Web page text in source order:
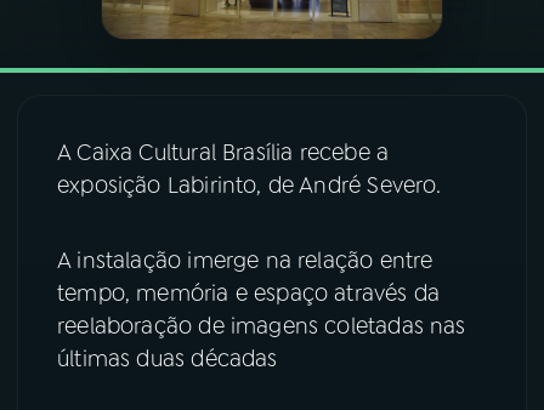
PROGRAMAS
06VIDEOCASTS
07ÚLTIMAS
FESTIVAL DE MÚSICA
A Caixa Cultural Brasília recebe a
exposição Labirinto, de André Severo.
A instalação imerge na relação entre
tempo, memória e espaço através da
reelaboração de imagens coletadas nas
últimas duas décadas